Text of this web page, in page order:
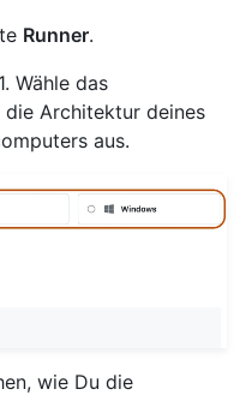
Runner.
Wähle das
Architektur deines
aus.
wie Du die